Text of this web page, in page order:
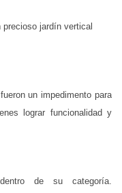
jardín vertical
un impedimento para
lograr funcionalidad y
de su categoría.